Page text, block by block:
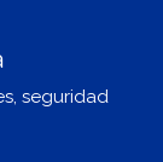
seguridad